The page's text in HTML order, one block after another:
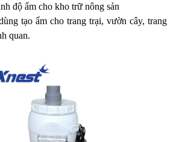
độ ẩm cho kho trữ nông sản
tạo ẩm cho trang trại, vườn cây, trang
quan.